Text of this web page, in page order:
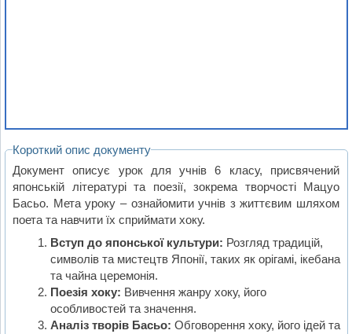
Короткий опис документу
Документ описує урок для учнів 6 класу, присвячений
японській літературі та поезії, зокрема творчості Мацуо
Басьо. Мета уроку – ознайомити учнів з життєвим шляхом
поета та навчити їх сприймати хоку.
Вступ до японської культури: Розгляд традицій,
символів та мистецтв Японії, таких як орігамі, ікебана
та чайна церемонія.
Поезія хоку: Вивчення жанру хоку, його
особливостей та значення.
Аналіз творів Басьо: Обговорення хоку, його ідей та